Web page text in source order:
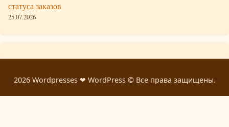
статуса заказов
25.07.2026
2026 Wordpresses ❤ WordPress © Все права защищены.